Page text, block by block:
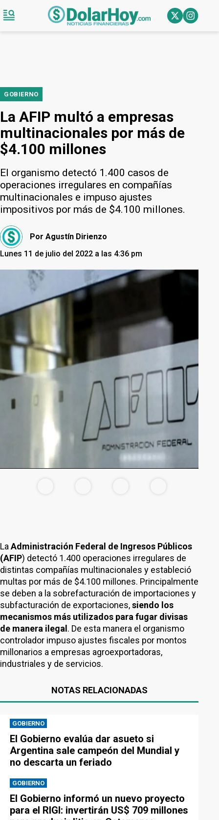
GOBIERNO
La AFIP multó a empresas
multinacionales por más de
$4.100 millones
El organismo detectó 1.400 casos de
operaciones irregulares en compañías
multinacionales e impuso ajustes
impositivos por más de $4.100 millones.
Por Agustín Dirienzo
Lunes 11 de julio del 2022 a las 4:36 pm
La Administración Federal de Ingresos Públicos
(AFIP) detectó 1.400 operaciones irregulares de
distintas compañías multinacionales y estableció
multas por más de $4.100 millones. Principalmente
se deben a la sobrefacturación de importaciones y
subfacturación de exportaciones,siendo los
mecanismos más utilizados para fugar divisas
de manera ilegal . De esta manera el organismo
controlador impuso ajustes fiscales por montos
millonarios a empresas agroexportadoras,
industriales y de servicios.
NOTAS RELACIONADAS
GOBIERNO
El Gobierno evalúa dar asueto si
Argentina sale campeón del Mundial y
no descarta un feriado
GOBIERNO
El Gobierno informó un nuevo proyecto
para el RIGI: invertirán US$ 709 millones